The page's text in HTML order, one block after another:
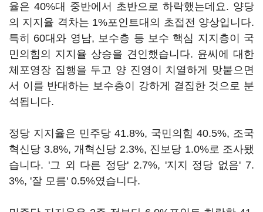
율은 40%대 중반에서 초반으로 하락했는데요. 양당
의 지지율 격차는 1%포인트대의 초접전 양상입니다.
특히 60대와 영남, 보수층 등 보수 핵심 지지층이 국
민의힘의 지지율 상승을 견인했습니다. 윤씨에 대한
체포영장 집행을 두고 양 진영이 치열하게 맞붙으면
서 이를 반대하는 보수층이 강하게 결집한 것으로 분
석됩니다.
정당 지지율은 민주당 41.8%, 국민의힘 40.5%, 조국
혁신당 3.8%, 개혁신당 2.3%, 진보당 1.0%로 조사됐
습니다. '그 외 다른 정당' 2.7%, '지지 정당 없음' 7.
3%, '잘 모름' 0.5%였습니다.